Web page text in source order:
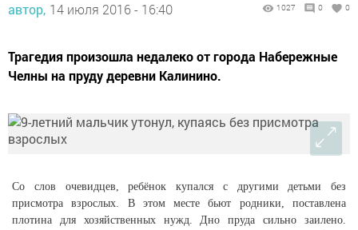
автор, 14 июля 2016 - 16:40 1027 0 0
Трагедия произошла недалеко от города Набережные
Челны на пруду деревни Калинино.
Со слов очевидцев, ребёнок купался с другими детьми без
присмотра взрослых. В этом месте бьют родники, поставлена
плотина для хозяйственных нужд. Дно пруда сильно заилено.